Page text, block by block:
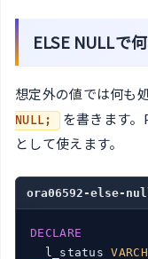
ELSE NULLで
想定外の値では何も
NULL;
を書きます
として使えます。
ora06592-else-
DECLARE
  l_status